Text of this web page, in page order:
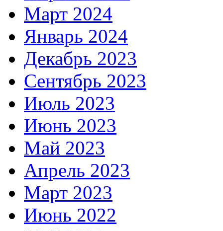
Март 2024
Январь 2024
Декабрь 2023
Сентябрь 2023
Июль 2023
Июнь 2023
Май 2023
Апрель 2023
Март 2023
Июнь 2022